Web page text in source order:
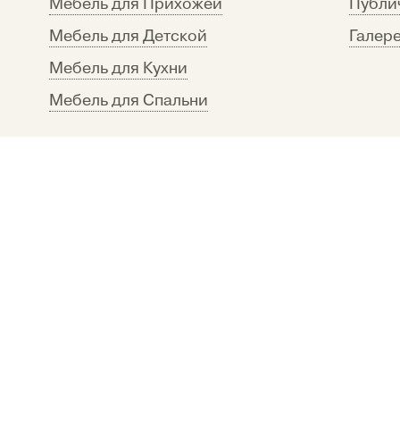
Мебель для Детской
Мебель для Кухни
Мебель для Спальни